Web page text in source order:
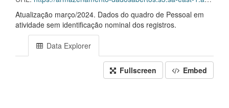
Atualização março/2024. Dados do quadro de Pessoal em
atividade sem identificação nominal dos registros.
Data Explorer
Fullscreen Embed